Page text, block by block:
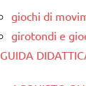
giochi di
girotondi e
GUIDA